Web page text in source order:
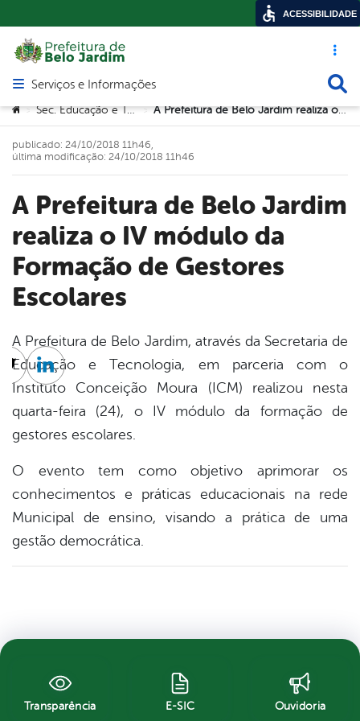
Acesso
Abrir menu principal de navegação
Serviços e Informações
Você está aqui:
> Sec. Educação e Tecnologia > A Prefeitura de Belo Jardim realiza o IV módulo da Formação de Gestores Escolares
A Prefeitura de Belo Jardim
realiza o IV módulo da
Formação de Gestores
Escolares
publicado: 24/10/2018 11h46,
última modificação: 24/10/2018 11h46
A Prefeitura de Belo Jardim, através da Secretaria de
Educação e Tecnologia, em parceria com o
Instituto Conceição Moura (ICM) realizou nesta
quarta-feira (24), o IV módulo da formação de
gestores escolares.
O evento tem como objetivo aprimorar os
conhecimentos e práticas educacionais na rede
Municipal de ensino, visando a prática de uma
gestão democrática.
Twitter
Linkedin
Transparência E-SIC Ouvidoria
ACESSIBILIDADE